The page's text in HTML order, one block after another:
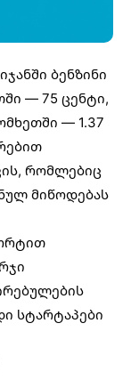
ბენზინი
— 75 ცენტი,
— 1.37
რომლებიც
მიწოდებას
სტარტაპები